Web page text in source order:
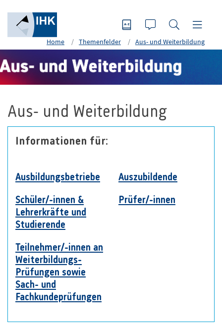
Home Themenfelder Aus- und Weiterbildung
Aus- und Weiterbildung
Informationen für:
Ausbildungsbetriebe Auszubildende
Schüler/-innen &
Lehrerkräfte und
Studierende
Prüfer/-innen
Teilnehmer/-innen an
Weiterbildungs-
Prüfungen sowie
Sach- und
Fachkundeprüfungen